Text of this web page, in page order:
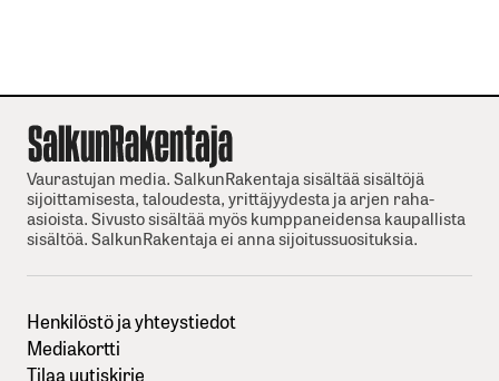
Vaurastujan media. SalkunRakentaja sisältää sisältöjä
sijoittamisesta, taloudesta, yrittäjyydesta ja arjen raha-
asioista. Sivusto sisältää myös kumppaneidensa kaupallista
sisältöä. SalkunRakentaja ei anna sijoitussuosituksia.
Henkilöstö ja yhteystiedot
Mediakortti
Tilaa uutiskirje